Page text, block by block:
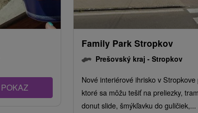
POKAZ
Family Park Stropkov
Prešovský kraj - Stropkov
Nové interiérové ihrisko v Stropkove
ktoré sa môžu tešiť na preliezky,
donut slide, šmýkľavku do guličiek,...